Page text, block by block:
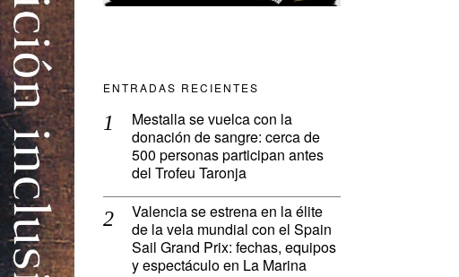
ENTRADAS RECIENTES
Mestalla se vuelca con la
donación de sangre: cerca de
500 personas participan antes
del Trofeu Taronja
Valencia se estrena en la élite
de la vela mundial con el Spain
Sail Grand Prix: fechas, equipos
y espectáculo en La Marina